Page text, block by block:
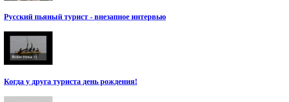
Русский пьяный турист - внезапное интервью
Когда у друга туриста день рождения!